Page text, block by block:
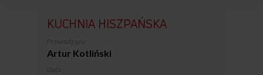
KUCHNIA HISZPAŃSKA
Artur Kotliński